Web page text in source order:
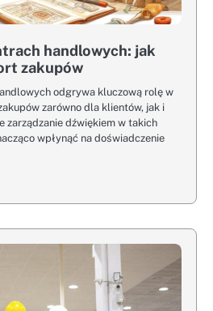
handlowych: jak
zakupów
odgrywa kluczową rolę w
zarówno dla klientów, jak i
zarządzanie dźwiękiem w takich
wpłynąć na doświadczenie